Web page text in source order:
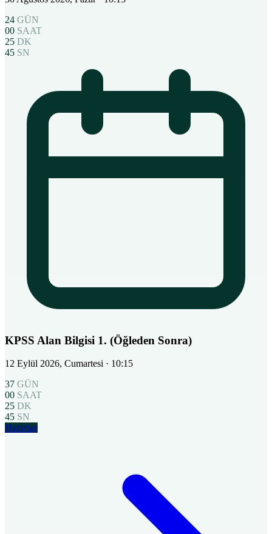
24 GÜN
00 SAAT
25 DK
44 SN
KPSS Alan Bilgisi 1. (Öğleden Sonra)
12 Eylül 2026, Cumartesi · 10:15
37 GÜN
00 SAAT
25 DK
44 SN
Hazırlan